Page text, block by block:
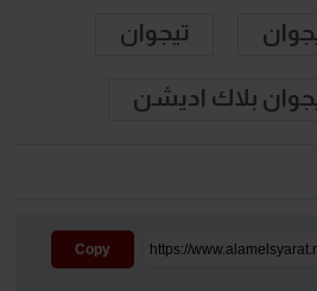
تيجوان
بلاك اديشن
Copy